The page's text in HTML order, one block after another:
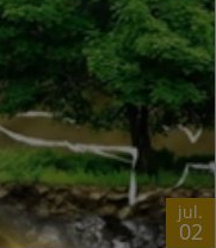
jul.
02